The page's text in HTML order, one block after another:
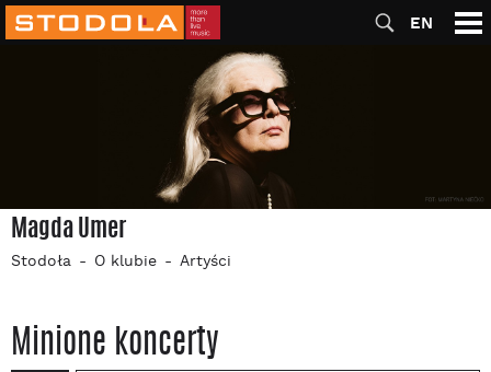
EN
Magda Umer
Stodoła O klubie Artyści
Minione koncerty